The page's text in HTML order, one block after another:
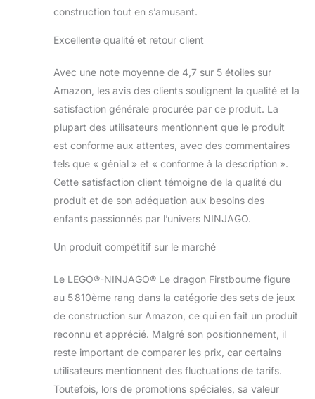
construction tout en s’amusant.
Excellente qualité et retour client
Avec une note moyenne de 4,7 sur 5 étoiles sur
Amazon, les avis des clients soulignent la qualité et la
satisfaction générale procurée par ce produit. La
plupart des utilisateurs mentionnent que le produit
est conforme aux attentes, avec des commentaires
tels que « génial » et « conforme à la description ».
Cette satisfaction client témoigne de la qualité du
produit et de son adéquation aux besoins des
enfants passionnés par l’univers NINJAGO.
Un produit compétitif sur le marché
Le LEGO®-NINJAGO® Le dragon Firstbourne figure
au 5 810ème rang dans la catégorie des sets de jeux
de construction sur Amazon, ce qui en fait un produit
reconnu et apprécié. Malgré son positionnement, il
reste important de comparer les prix, car certains
utilisateurs mentionnent des fluctuations de tarifs.
Toutefois, lors de promotions spéciales, sa valeur